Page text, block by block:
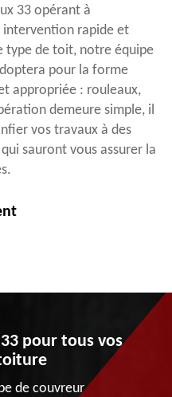
33 opérant à
intervention rapide et
type de toit, notre équipe
pour la forme
appropriée : rouleaux,
demeure simple, il
vos travaux à des
sauront vous assurer la
pour tous vos
de couvreur